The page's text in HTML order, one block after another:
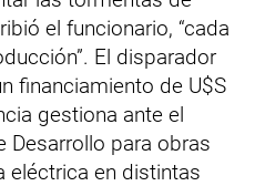
el funcionario, “cada
El disparador
financiamiento de U$S
gestiona ante el
Desarrollo para obras
eléctrica en distintas